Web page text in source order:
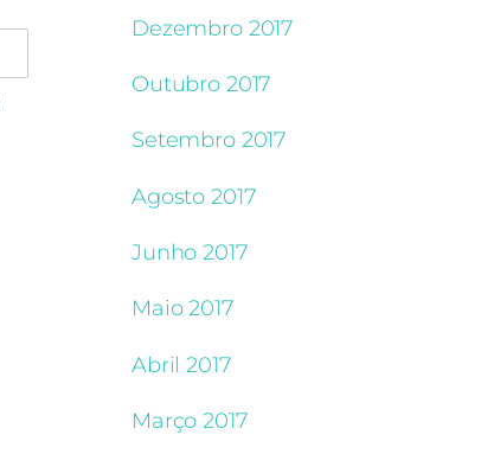
Dezembro 2017
Outubro 2017
Setembro 2017
Agosto 2017
Junho 2017
Maio 2017
Abril 2017
Março 2017